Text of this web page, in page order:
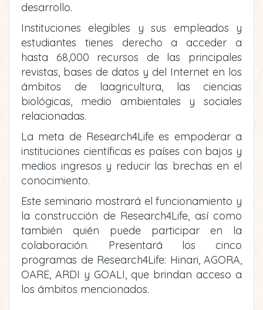
desarrollo.
Instituciones elegibles y sus empleados y
estudiantes tienes derecho a acceder a
hasta 68,000 recursos de las principales
revistas, bases de datos y del Internet en los
ámbitos de laagricultura, las ciencias
biológicas, medio ambientales y sociales
relacionadas.
La meta de Research4Life es empoderar a
instituciones científicas es países con bajos y
medios ingresos y reducir las brechas en el
conocimiento.
Este seminario mostrará el funcionamiento y
la construcción de Research4Life, así como
también quién puede participar en la
colaboración. Presentará los cinco
programas de Research4Life: Hinari, AGORA,
OARE, ARDI y GOALI, que brindan acceso a
los ámbitos mencionados.